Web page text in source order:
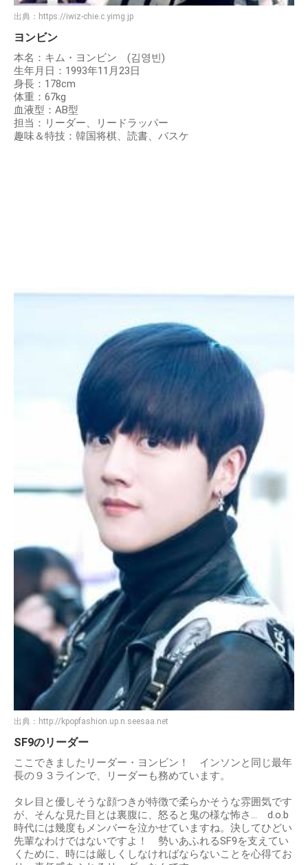
出典： https://iwiz-chie.c.yimg.jp
ヨンビン
本名：キム・ヨンビン (김영빈)
生年月日：1993年11月23日
身長：178cm
体重：67kg
血液型：AB型
担当：リーダー、リードラッパー
趣味＆特技：韓国将棋、読書、バスケ
出典： http://kpopfashion.up.n.seesaa.net
SF9のリーダー
ここできましたリーダー・ヨンビン！ インソンと同じ最年
長の９３ラインで、リーダーも務めています。
タレ目と優しそうな顔つきが特徴で柔らかそうな雰囲気です
が、そんな見た目とは裏腹に、怒ると鬼の様な怖さ… d.o.b
時代には幾度もメンバーを泣かせていますね。決してひどい
先輩なわけではないですよ！ 勢いあふれるSF9を支えてい
くために、時には厳しくしなければならないことを心得てお